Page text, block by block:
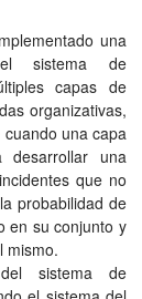
una
sistema de
capas de
organizativas,
una capa
desarrollar una
que no
probabilidad de
en su conjunto y
mismo.
sistema de